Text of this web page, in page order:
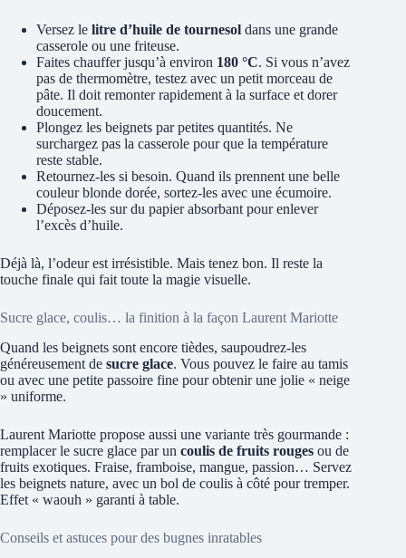
Versez le litre d’huile de tournesol dans une grande
casserole ou une friteuse.
Faites chauffer jusqu’à environ 180 °C. Si vous n’avez
pas de thermomètre, testez avec un petit morceau de
pâte. Il doit remonter rapidement à la surface et dorer
doucement.
Plongez les beignets par petites quantités. Ne
surchargez pas la casserole pour que la température
reste stable.
Retournez-les si besoin. Quand ils prennent une belle
couleur blonde dorée, sortez-les avec une écumoire.
Déposez-les sur du papier absorbant pour enlever
l’excès d’huile.
Déjà là, l’odeur est irrésistible. Mais tenez bon. Il reste la
touche finale qui fait toute la magie visuelle.
Sucre glace, coulis… la finition à la façon Laurent Mariotte
Quand les beignets sont encore tièdes, saupoudrez-les
généreusement de sucre glace. Vous pouvez le faire au tamis
ou avec une petite passoire fine pour obtenir une jolie « neige
» uniforme.
Laurent Mariotte propose aussi une variante très gourmande :
remplacer le sucre glace par un coulis de fruits rouges ou de
fruits exotiques. Fraise, framboise, mangue, passion… Servez
les beignets nature, avec un bol de coulis à côté pour tremper.
Effet « waouh » garanti à table.
Conseils et astuces pour des bugnes inratables